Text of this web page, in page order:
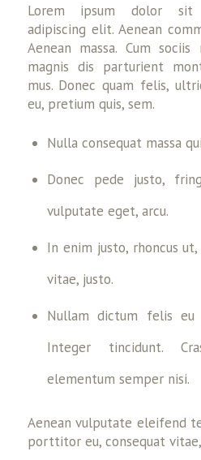
Lorem ipsum dolor sit
adipiscing elit. Aenean
Aenean massa. Cum
magnis dis parturient
mus. Donec quam felis,
eu, pretium quis, sem.
Nulla consequat massa
Donec pede justo,
vulputate eget, arcu.
In enim justo, rhoncus
vitae, justo.
Nullam dictum felis
Integer tincidunt.
elementum semper nisi.
Aenean vulputate eleifend
porttitor eu, consequat